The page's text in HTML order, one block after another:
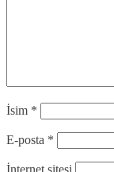
İsim *
E-posta *
İnternet sitesi